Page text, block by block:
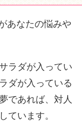
あなたの悩みや
ラダが入ってい
ダが入っている
であれば、対人
ています。